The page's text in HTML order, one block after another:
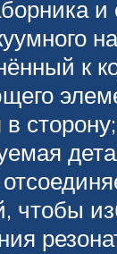
и
к
сторону;
чтобы